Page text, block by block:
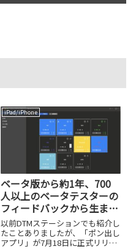
iPad/iPhone
ベータ版から約1年、700
人以上のベータテスターの
フィードバックから生まれ
た日本製「ポン出しアプ
リ」を試してみた
以前DTMステーションでも紹介し
たことありましたが、「ポン出し
アプリ」が7月18日に正式リリー